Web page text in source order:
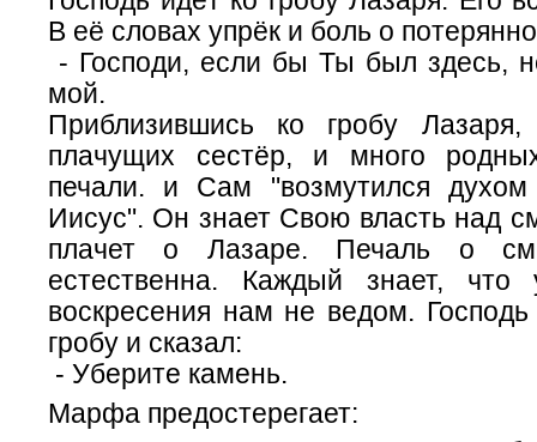
В её словах упрёк и боль о
- Господи, если бы Ты был здесь,
мой.
Приблизившись ко гробу Лазаря,
плачущих сестёр, и много
печали. и Сам "возмутился духом
Иисус". Он знает Свою власть над
плачет о Лазаре. Печаль о
естественна. Каждый знает,
воскресения нам не ведом. Господь
гробу и сказал:
- Уберите камень.
Марфа предостерегает: